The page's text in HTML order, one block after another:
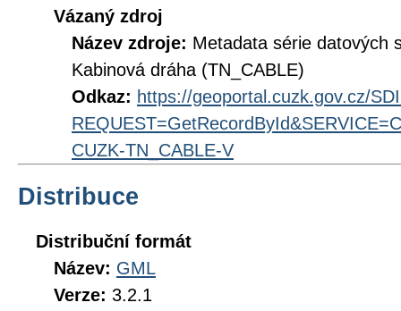
Vázaný zdroj
Název zdroje: Metadata série datových
Kabinová dráha (TN_CABLE)
Odkaz: https://geoportal.cuzk.gov.cz/
CUZK-TN_CABLE-V
Distribuce
Distribuční formát
Název: GML
Verze: 3.2.1